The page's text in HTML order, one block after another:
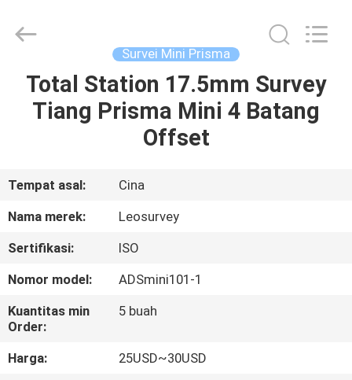
RUMAH
TENTANG
KAMI
TUR
PABRIK
KONTROL
KUALITAS
Instrument
Co.,Ltd.
Survei Mini Prisma
Total Station 17.5mm Survey
Tiang Prisma Mini 4 Batang
Offset
Tempat asal:
Cina
Nama merek:
Leosurvey
Sertifikasi:
ISO
Nomor model:
ADSmini101-1
Kuantitas min
Order:
5 buah
Harga:
25USD~30USD